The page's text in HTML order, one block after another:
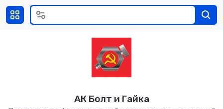
АК Болт и Гайка